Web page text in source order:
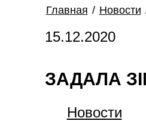
Главная / Новости
15.12.2020
ЗАДАЛА
Новости